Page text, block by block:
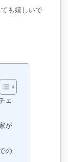
も嬉しいで
ェ
が
の